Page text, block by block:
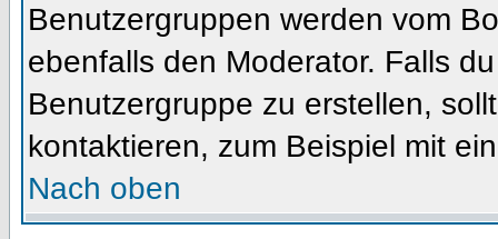
Benutzergruppen werden vom
ebenfalls den Moderator. Falls
Benutzergruppe zu erstellen,
kontaktieren, zum Beispiel mit
Nach oben